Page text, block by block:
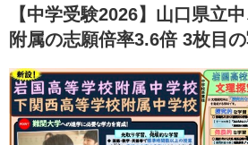
【中学受験2026】山口県立
附属の志願倍率3.6倍 3枚目